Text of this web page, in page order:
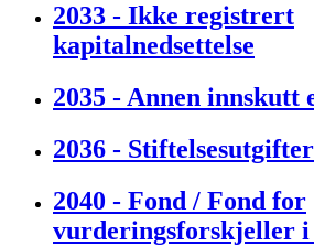
2033 - Ikke registrert
kapitalnedsettelse
2035 - Annen innskutt
2036 - Stiftelsesutgifter
2040 - Fond / Fond for
vurderingsforskjeller i